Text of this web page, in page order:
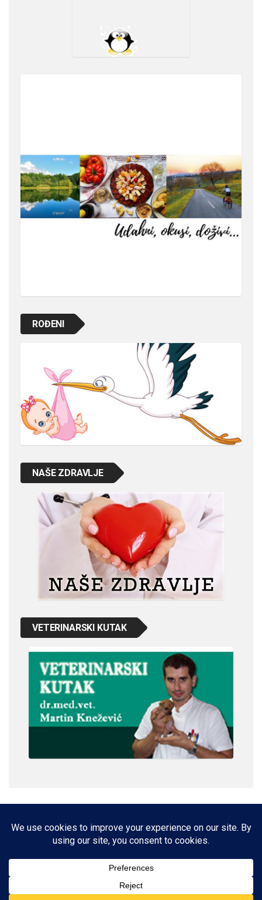
ROĐENI
NAŠE ZDRAVLJE
VETERINARSKI KUTAK
IMPRESSUM